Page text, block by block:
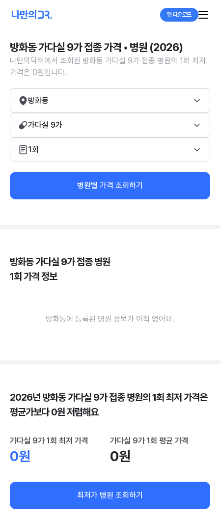
앱 다운로드
방화동 가다실 9가 접종 가격 • 병원 (2026)
나만의닥터에서 조회된 방화동 가다실 9가 접종 병원의 1회 최저
가격은 0원입니다.
방화동
가다실 9가
1회
병원별 가격 조회하기
방화동 가다실 9가 접종 병원
1회 가격 정보
방화동에 등록된 병원 정보가 아직 없어요.
2026년 방화동 가다실 9가 접종 병원의 1회 최저 가격은
평균가보다 0원 저렴해요
가다실 9가 1회 최저 가격
0원
가다실 9가 1회 평균 가격
0원
최저가 병원 조회하기